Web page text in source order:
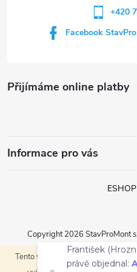
Tento web používá soubory
Přijímáme online platby
Informace pro vás
+420
Facebook
Copyright 2026 StavProMont
František
právě objednal:
CROSSIQ PED